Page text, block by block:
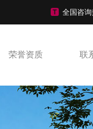
全国咨询
荣誉资质 联